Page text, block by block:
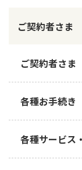
入院
お手続き一
終身保険
養老保険
定期保険
【まずはご
ちら
お役立ち情
ご契約者さま
ご契約者さま
ご契約内容
各種お手続き
お手続き一
各種サービス